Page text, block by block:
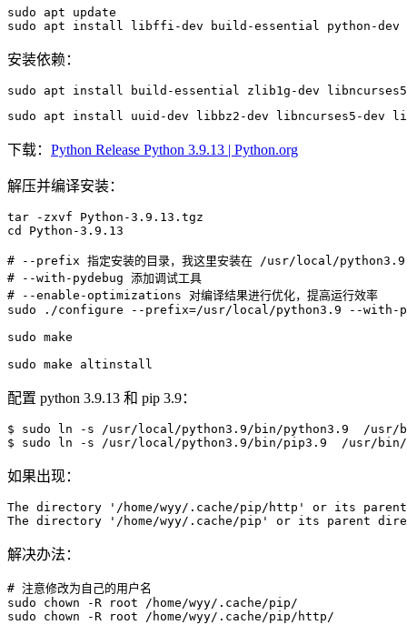
sudo apt
sudo
apt install libffi-dev build-essential python-dev
安装依赖：
sudo apt install build-essential zlib1g-dev
sudo
apt install uuid-dev libbz2-dev libncurses5-
下载： Python Release Python 3.9.13 | Python.org
解压并编译安装：
tar -zxvf
cd
Python-3.9.13
# --prefix 指定安装的目录，我这里安装在 /usr/local/
# --with-pydebug 添加调试工具
# --enable-optimizations 对编译结果进行优化，提高运行效率
sudo ./configure --prefix=/usr/local/python3.9 --with-
sudo make
sudo make altinstall
配置 python 3.9.13 和 pip 3.9：
$ sudo ln -s /usr/local/python3.9/bin/python3.9  /usr/
$ sudo ln -s /usr/local/python3.9/bin/pip3.9  /usr/bin/
如果出现：
The directory '/home/wyy/.cache/pip/http'
or its parent
The directory ' /home/wyy/.cache/pip ' or its parent
解决办法：
# 注意修改为自己的用户名
sudo
chown -R
sudo
chown -R root /home/wyy/.cache/pip/http/